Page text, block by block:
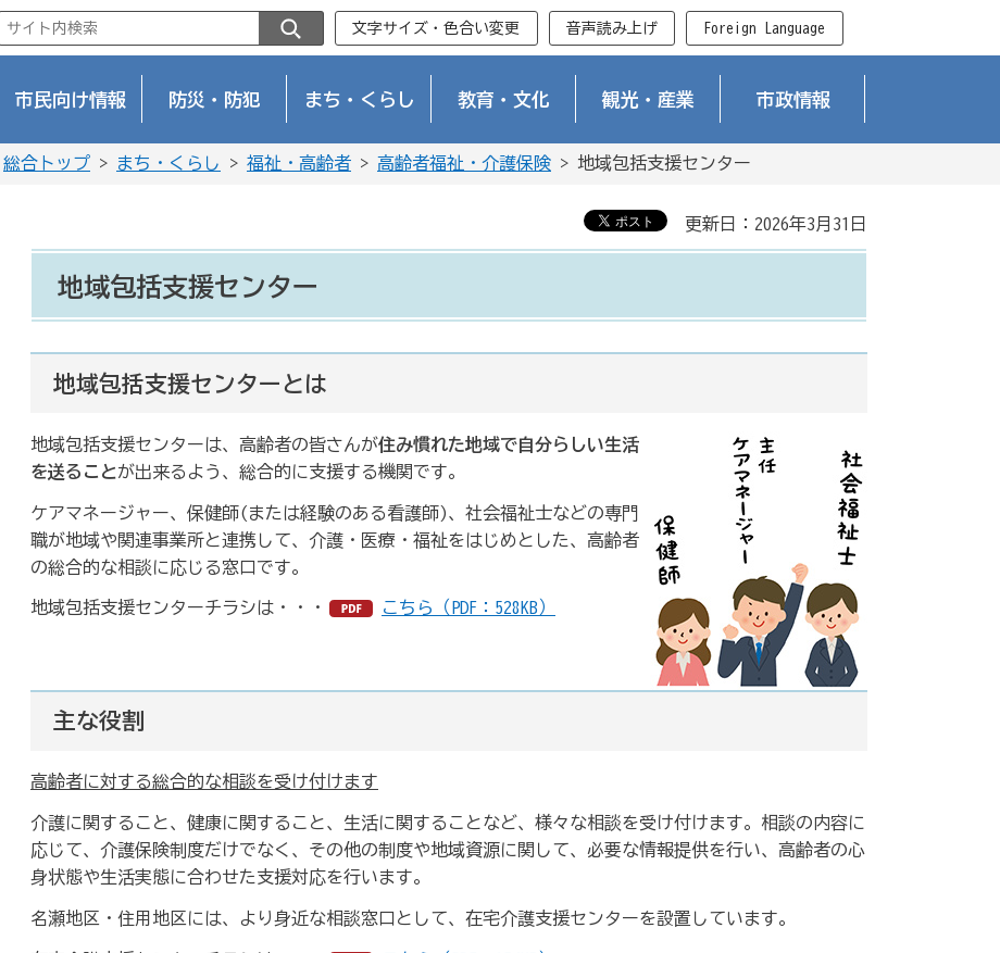
文字サイズ・色合い変更 音声読み上げ Foreign Language
市民向け情報 防災・防犯 まち・くらし 教育・文化 観光・産業 市政情報
総合トップ > まち・くらし > 福祉・高齢者 > 高齢者福祉・介護保険 > 地域包括支援センター
更新日：2026年3月31日
地域包括支援センター
地域包括支援センターとは
地域包括支援センターは、高齢者の皆さんが住み慣れた地域で自分らしい生活
を送ることが出来るよう、総合的に支援する機関です。
ケアマネージャー、保健師(または経験のある看護師)、社会福祉士などの専門
職が地域や関連事業所と連携して、介護・医療・福祉をはじめとした、高齢者
の総合的な相談に応じる窓口です。
地域包括支援センターチラシは・・・ こちら（PDF：528KB）
主な役割
高齢者に対する総合的な相談を受け付けます
介護に関すること、健康に関すること、生活に関することなど、様々な相談を受け付けます。相談の内容に
応じて、介護保険制度だけでなく、その他の制度や地域資源に関して、必要な情報提供を行い、高齢者の心
身状態や生活実態に合わせた支援対応を行います。
名瀬地区・住用地区には、より身近な相談窓口として、在宅介護支援センターを設置しています。